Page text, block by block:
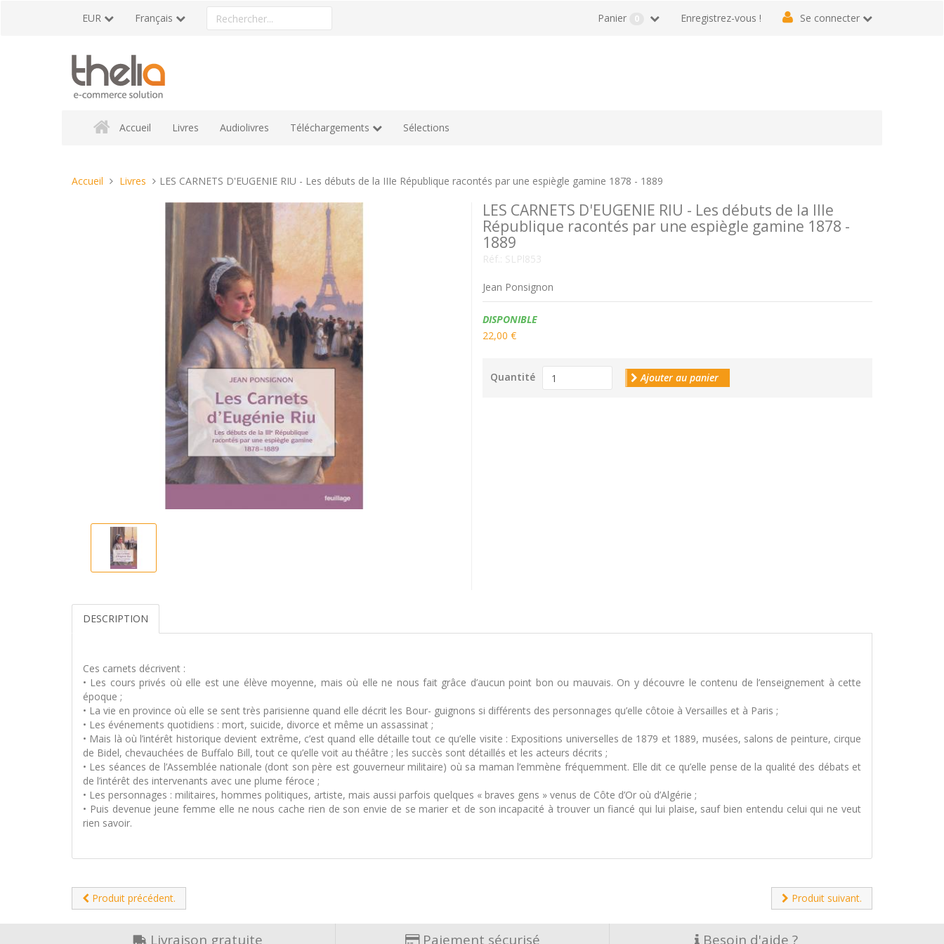
EUR Français
Rechercher
un
Enregistrez-vous ! Se connecter
Panier 0
Accueil Livres Audiolivres Téléchargements Sélections
Vous
Accueil Livres LES CARNETS D'EUGENIE RIU - Les débuts de la IIIe République racontés par une espiègle gamine 1878 - 1889
LES CARNETS D'EUGENIE RIU - Les débuts de la IIIe
République racontés par une espiègle gamine 1878 -
1889
Réf.: SLPl853
Jean Ponsignon
Disponibilité:
DISPONIBLE
22,00 €
Quantité Ajouter au panier
DESCRIPTION
Ces carnets décrivent :
• Les cours privés où elle est une élève moyenne, mais où elle ne nous fait grâce d’aucun point bon ou mauvais. On y découvre le contenu de l’enseignement à cette
époque ;
• La vie en province où elle se sent très parisienne quand elle décrit les Bour- guignons si différents des personnages qu’elle côtoie à Versailles et à Paris ;
• Les événements quotidiens : mort, suicide, divorce et même un assassinat ;
• Mais là où l’intérêt historique devient extrême, c’est quand elle détaille tout ce qu’elle visite : Expositions universelles de 1879 et 1889, musées, salons de peinture, cirque
de Bidel, chevauchées de Buffalo Bill, tout ce qu’elle voit au théâtre ; les succès sont détaillés et les acteurs décrits ;
• Les séances de l’Assemblée nationale (dont son père est gouverneur militaire) où sa maman l’emmène fréquemment. Elle dit ce qu’elle pense de la qualité des débats et
de l’intérêt des intervenants avec une plume féroce ;
• Les personnages : militaires, hommes politiques, artiste, mais aussi parfois quelques « braves gens » venus de Côte d’Or où d’Algérie ;
• Puis devenue jeune femme elle ne nous cache rien de son envie de se marier et de son incapacité à trouver un fiancé qui lui plaise, sauf bien entendu celui qui ne veut
rien savoir.
Produit précédent. Produit suivant.
Livraison gratuite Paiement sécurisé Besoin d'aide ?